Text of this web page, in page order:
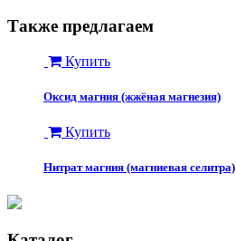
Также предлагаем
Купить
Оксид магния (жжёная магнезия)
Купить
Нитрат магния (магниевая селитра)